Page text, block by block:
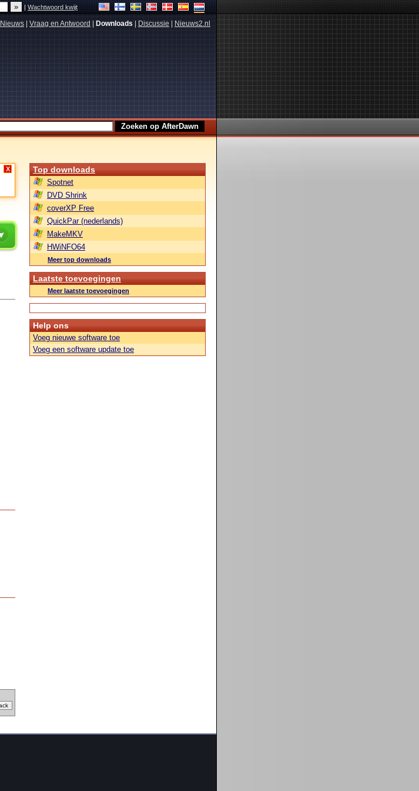
|Wachtwoord kwijt
Nieuws Vraag en Antwoord Downloads Discussie Nieuws2.nl
X Top downloads
Spotnet
DVD Shrink
coverXP Free
QuickPar (nederlands)
MakeMKV
HWiNFO64
Meer top downloads
Laatste toevoegingen
Meer laatste toevoegingen
Help ons
Voeg nieuwe software toe
Voeg een software update toe